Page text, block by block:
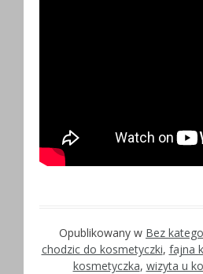
Opublikowany w Bez
chodzic do kosmetyczki, fajna
kosmetyczka, wizyta u